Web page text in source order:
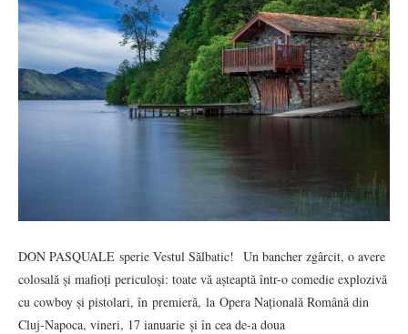
DON PASQUALE sperie Vestul Sălbatic! Un bancher zgârcit, o avere
colosală și mafioți periculoși: toate vă așteaptă într-o comedie explozivă
cu cowboy și pistolari, în premieră, la Opera Națională Română din
Cluj-Napoca, vineri, 17 ianuarie și în cea de-a doua